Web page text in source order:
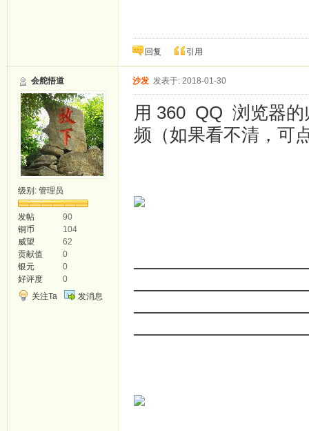
回复 引用
会舵悟道
级别: 管理员
发帖
90
铜币
104
威望
62
贡献值
0
银元
0
好评度
0
关注Ta
发消息
沙发 发表于: 2018-01-30
用 360 QQ 浏览器的
频（如果看不清，可